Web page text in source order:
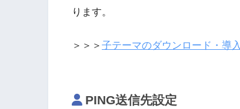
ります。
＞＞＞ 子テーマのダウンロード・導入
PING送信先設定